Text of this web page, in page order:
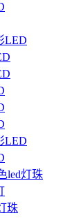
LED
LED
led灯珠
珠